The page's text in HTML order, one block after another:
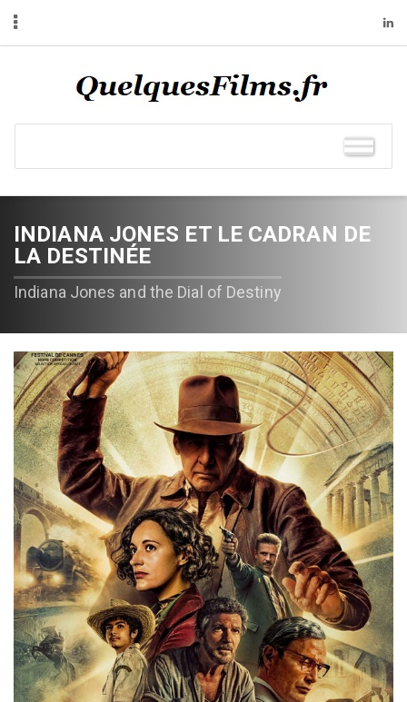
INDIANA JONES ET LE CADRAN DE
LA DESTINÉE
Indiana Jones and the Dial of Destiny